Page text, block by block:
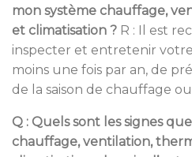
mon système chauffage,
et climatisation ? R : Il est
inspecter et entretenir votre
moins une fois par an, de
de la saison de chauffage
Q : Quels sont les signes
chauffage, ventilation,